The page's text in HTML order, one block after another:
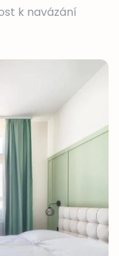
k navázání